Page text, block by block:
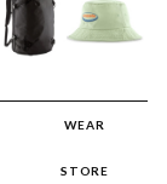
WEAR
STORE